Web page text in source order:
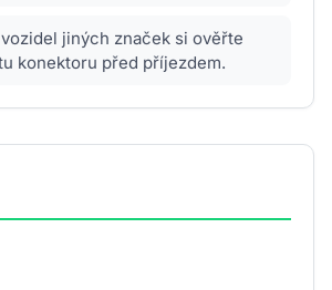
jiných značek si ověřte
konektoru před příjezdem.